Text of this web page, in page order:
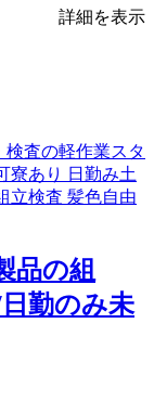
詳細を表示
品の組
勤のみ未